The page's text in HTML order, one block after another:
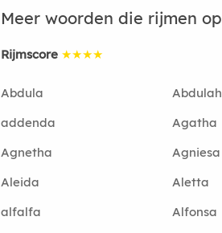
Meer woorden die rijmen op
Rijmscore ★★★★
Abdula Abdulah
addenda
Agatha
Agnetha
Agniesa
Aleida
Aletta
alfalfa
Alfonsa